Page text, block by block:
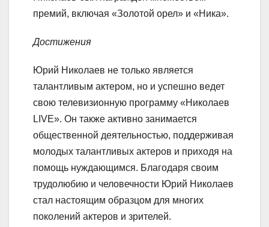
премий, включая «Золотой орел» и «Ника».
Достижения
Юрий Николаев не только является
талантливым актером, но и успешно ведет
свою телевизионную программу «Николаев
LIVE». Он также активно занимается
общественной деятельностью, поддерживая
молодых талантливых актеров и приходя на
помощь нуждающимся. Благодаря своим
трудолюбию и человечности Юрий Николаев
стал настоящим образцом для многих
поколений актеров и зрителей.